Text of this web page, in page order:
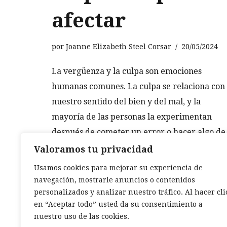
Valoramos tu privacidad
Usamos cookies para mejorar su experiencia de
navegación, mostrarle anuncios o contenidos
personalizados y analizar nuestro tráfico. Al hacer
en “Aceptar todo” usted da su consentimiento a
nuestro uso de las cookies.
afectar
por Joanne Elizabeth Steel Corsar 20/05/2024
La vergüenza y la culpa son emociones
humanas comunes. La culpa se relaciona con
nuestro sentido del bien y del mal, y la
mayoría de las personas la experimentan
después de cometer un error o hacer algo de
lo que se arrepienten. Puede ayudarnos
Leer más »
1 2 Siguiente »